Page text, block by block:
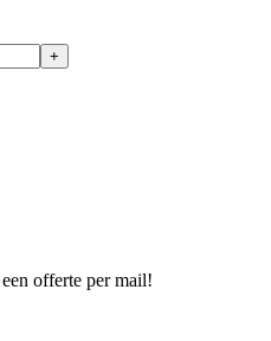
+
offerte per mail!